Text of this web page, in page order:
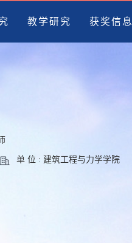
教学研究 获奖信息
单 位 : 建筑工程与力学学院